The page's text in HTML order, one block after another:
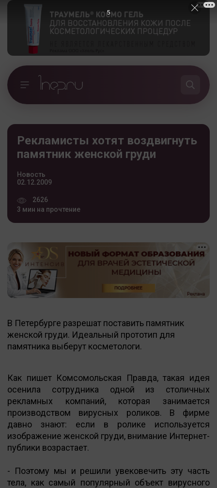
Рекламисты хотят воздвигнуть
памятник женской груди
Новость
02.12.2009
2626
3 мин на прочтение
В Петербурге разрешат поставить памятник
женской груди. Идеальный прототип для
памятника выберут косметологи.
Как пишет Комсомольская Правда, такая идея
осенила сотрудника одной из столичных
рекламных компаний, которая занимается
производством вирусных роликов. В фирме
давно знают: если в ролике используется
изображение женской груди, внимание Интернет-
публики возрастает.
- Поэтому мы и решили увековечить эту часть
тела, как самый популярный объект вирусного
5